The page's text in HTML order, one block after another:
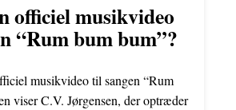
officiel musikvideo
“Rum bum bum”?
musikvideo til sangen “Rum
viser C.V. Jørgensen, der optræder